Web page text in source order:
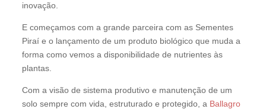
inovação.
E começamos com a grande parceira com as Sementes
Piraí e o lançamento de um produto biológico que muda a
forma como vemos a disponibilidade de nutrientes às
plantas.
Com a visão de sistema produtivo e manutenção de um
solo sempre com vida, estruturado e protegido, a Ballagro